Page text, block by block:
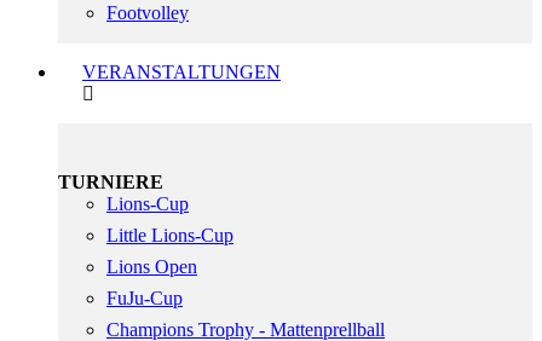
Footvolley
VERANSTALTUNGEN
TURNIERE
Lions-Cup
Little Lions-Cup
Lions Open
FuJu-Cup
Champions Trophy - Mattenprellball